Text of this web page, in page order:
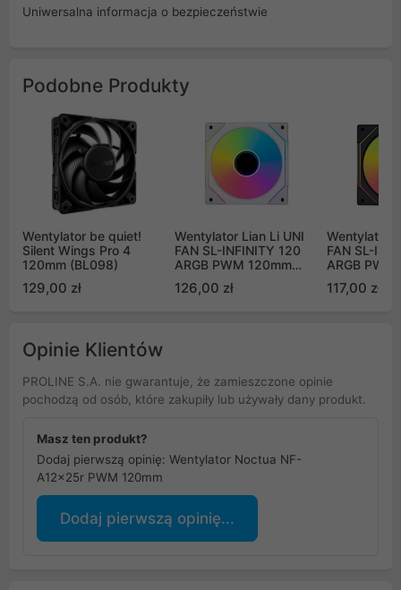
Uniwersalna informacja o bezpieczeństwie
Podobne Produkty
Wentylator be quiet!
Silent Wings Pro 4
120mm (BL098)
129,00 zł
Wentylator Lian Li UNI
FAN SL-INFINITY 120
ARGB PWM 120mm
126,00 zł
Wentylator
FAN SL-
ARGB
117,00 zł
Opinie Klientów
PROLINE S.A. nie gwarantuje, że zamieszczone opinie
pochodzą od osób, które zakupiły lub używały dany produkt.
Masz ten produkt?
Dodaj pierwszą opinię: Wentylator Noctua NF-
A12x25r PWM 120mm
Dodaj pierwszą opinię...